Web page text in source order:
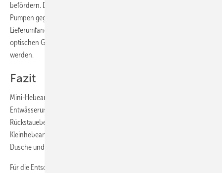
befördern. Durch entsprechende Materialeigenschaften sind diese
Pumpen gegen das saure Kondensat beständig. Der flexible, meist im
Lieferumfang enthaltene Druckschlauch sollte – allein schon aus
optischen Gründen – beispielsweise in einem Kabelschutzrohr verlegt
werden.
Fazit
Mini-Hebeanlagen sind kompakte Problemlöser und können für die
Entwässerung eines zusätzlichen Bades oberhalb oder unterhalb der
Rückstauebene eingesetzt werden. Es gilt jedoch zu beachten, dass an
Kleinhebeanlagen die ein WC entwässern nur ein Waschbecken, eine
Dusche und ein Bidet angeschlossen werden dürfen.
Für die Entsorgung fäkalienfreier Abwässer bietet der Markt